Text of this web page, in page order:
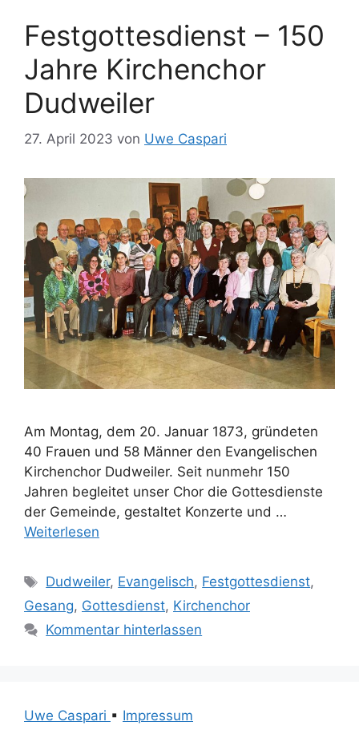
Festgottesdienst – 150
Jahre Kirchenchor
Dudweiler
27. April 2023 von Uwe Caspari
Am Montag, dem 20. Januar 1873, gründeten
40 Frauen und 58 Männer den Evangelischen
Kirchenchor Dudweiler. Seit nunmehr 150
Jahren begleitet unser Chor die Gottesdienste
der Gemeinde, gestaltet Konzerte und …
Weiterlesen
Schlagwörter
Dudweiler, Evangelisch, Festgottesdienst,
Gesang, Gottesdienst, Kirchenchor
Kommentar hinterlassen
Uwe Caspari ▪ Impressum